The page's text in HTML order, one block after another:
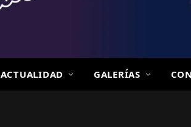
ACTUALIDAD GALERÍAS